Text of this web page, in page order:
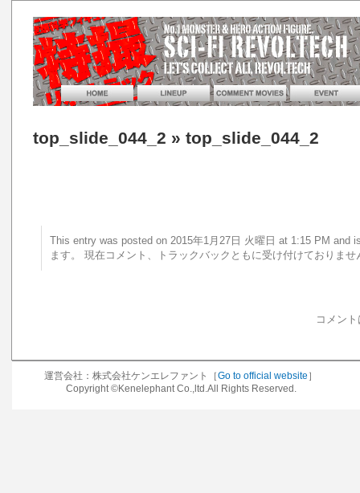
top_slide_044_2 » top_slide_044_2
This entry was posted on 2015年1月27日 火曜日 at 1:15 PM
ます。 現在コメント、トラックバックともに受け付けておりませ
コメン
運営会社：株式会社ケンエレファント［Go to official website ］
Copyright ©Kenelephant Co.,ltd.All Rights Reserved.